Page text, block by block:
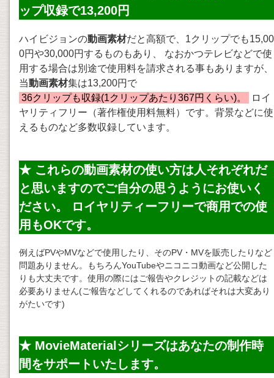
ップ収録で13,200円
ハイビジョンの動画素材だと高額で、1クリップでも15,00
0円や30,000円するものもあり、 なおかつテレビなどで使
用する場合は別途で使用料を請求される事もありますが、
当動画素材集は13,200円で
36クリップも収録(1クリップあたり367円くらい)。
ロイ
ヤリティフリー（著作権使用料無料）です。背景などに使
えるものなど多数収録しています。
★ これらの動画素材の使い方は人それぞれだ
と思いますのでご自分の思うようにお使いく
ださい。 ロイヤリティーフリーで商用での使
用もOKです。
例えばPVやMVなどで使用したり、そのPV・MVを販売したりなど
問題ありません。もちろんYouTubeやニコニコ動画など公開した
りも大丈夫です。使用の際にはご報告やクレジットの記載などは
必要ありません(ご報告などしてくれるのであればそれは大変あり
がたいです)
★ MovieMaterialシリーズはあなたの制作時
間をサポートいたします。